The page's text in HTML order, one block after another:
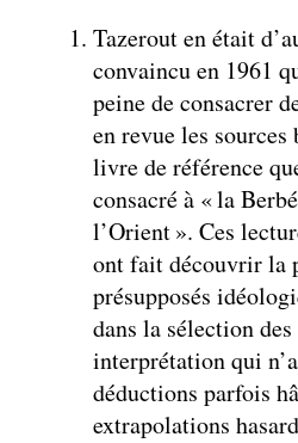
Tazerout en était
convaincu en 1961
peine de consacrer
en revue les
livre de référence
consacré à « la
l’Orient ». Ces
ont fait découvrir la
présupposés
dans la sélection
interprétation qui
déductions parfois
extrapolations